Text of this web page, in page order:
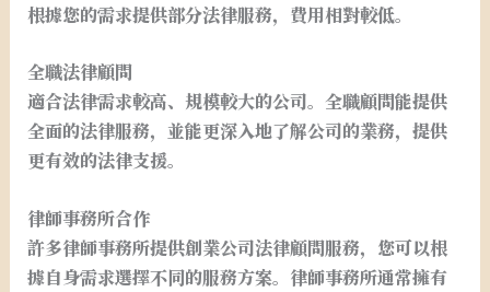
根據您的需求提供部分法律服務，費用相對較低。
全職法律顧問
適合法律需求較高、規模較大的公司。全職顧問能提供
全面的法律服務，並能更深入地了解公司的業務，提供
更有效的法律支援。
律師事務所合作
許多律師事務所提供創業公司法律顧問服務，您可以根
據自身需求選擇不同的服務方案。律師事務所通常擁有